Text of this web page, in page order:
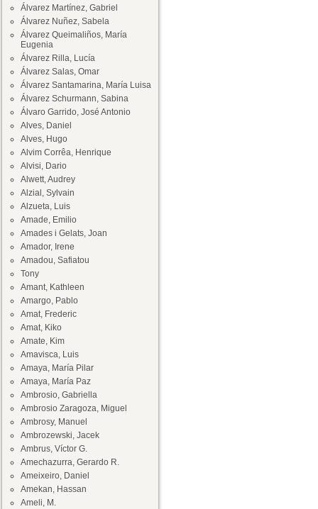
Álvarez Martínez, Gabriel
Álvarez Nuñez, Sabela
Álvarez Queimaliños, María
Eugenia
Álvarez Rilla, Lucía
Álvarez Salas, Omar
Álvarez Santamarina, María Luisa
Álvarez Schurmann, Sabina
Álvaro Garrido, José Antonio
Alves, Daniel
Alves, Hugo
Alvim Corrêa, Henrique
Alvisi, Dario
Alwett, Audrey
Alzial, Sylvain
Alzueta, Luis
Amade, Emilio
Amades i Gelats, Joan
Amador, Irene
Amadou, Safiatou
Tony
Amant, Kathleen
Amargo, Pablo
Amat, Frederic
Amat, Kiko
Amate, Kim
Amavisca, Luis
Amaya, María Pilar
Amaya, María Paz
Ambrosio, Gabriella
Ambrosio Zaragoza, Miguel
Ambrosy, Manuel
Ambrozewski, Jacek
Ambrus, Víctor G.
Amechazurra, Gerardo R.
Ameixeiro, Daniel
Amekan, Hassan
Ameli, M.